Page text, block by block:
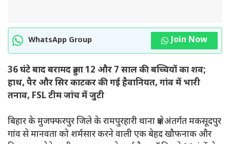
WhatsApp Group Join Now
36 घंटे बाद बरामद हुआ 12 और 7 साल की बच्चियों का शव;
हाथ, पैर और सिर काटकर की गई हैवानियत, गांव में भारी
तनाव, FSL टीम जांच में जुटी
बिहार के मुजफ्फरपुर जिले के रामपुरहारी थाना क्षेत्र अंतर्गत मकसूदपुर
गांव से मानवता को शर्मसार करने वाली एक बेहद खौफनाक और